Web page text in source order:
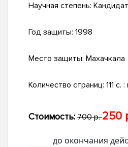
Научная степень:
Год защиты: 1998
Место защиты: Махачкала
Количество страниц: 111 с.
Стоимость: 700 р.250
до окончания